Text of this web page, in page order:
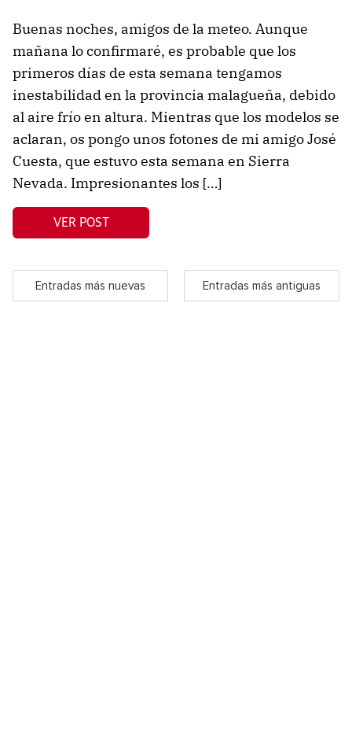
Buenas noches, amigos de la meteo. Aunque
mañana lo confirmaré, es probable que los
primeros días de esta semana tengamos
inestabilidad en la provincia malagueña, debido
al aire frío en altura. Mientras que los modelos se
aclaran, os pongo unos fotones de mi amigo José
Cuesta, que estuvo esta semana en Sierra
Nevada. Impresionantes los […]
VER POST
Entradas más nuevas Entradas más antiguas